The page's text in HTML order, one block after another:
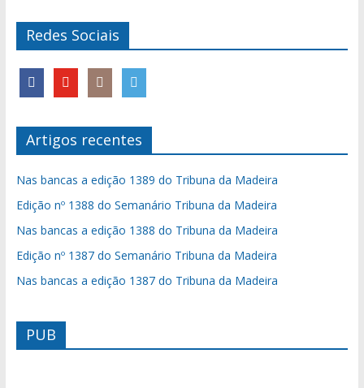
Redes Sociais
Artigos recentes
Nas bancas a edição 1389 do Tribuna da Madeira
Edição nº 1388 do Semanário Tribuna da Madeira
Nas bancas a edição 1388 do Tribuna da Madeira
Edição nº 1387 do Semanário Tribuna da Madeira
Nas bancas a edição 1387 do Tribuna da Madeira
PUB